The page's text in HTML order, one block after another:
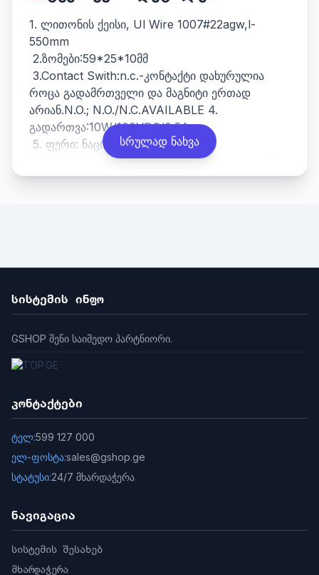
1. ლითონის ქეისი, Ul Wire 1007#22agw,l-
550mm
2.ზომები:59*25*10მმ
3.Contact Swith:n.c.-კონტაქტი დახურულია
როცა გადამრთველი და მაგნიტი ერთად
არიან.N.O.; N.O./N.C.AVAILABLE 4.
გადართვა:10W/100VDC/0.5A
5. ფერი: ნაცრისფერი
6.ელექტრული მახასიათებლები:10W,100V,0.5A
7.380 მმ უჟანგავი ფოლადის მილის ფარიანი
სრულად ნახვა
სისტემის ინფო
GSHOP შენი საიმედო პარტნიორი.
კონტაქტები
ტელ:599 127 000
ელ-ფოსტა:sales@gshop.ge
სტატუსი:24/7 მხარდაჭერა
ნავიგაცია
სისტემის შესახებ
მხარდაჭერა